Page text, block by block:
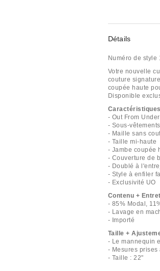
Détails
Numéro de style
Votre nouvelle
couture
coupée haute
Disponible
Caractéristiques
- Out From
- Sous-
- Maille sans
- Taille mi-haute
- Jambe coupée
- Couverture de
- Doublé à
- Style à enfiler
- Exclusivité UO
Contenu +
- 85% Modal,
- Lavage en
- Importé
Taille +
- Le mannequin
- Mesures prises
- Taille : 22"